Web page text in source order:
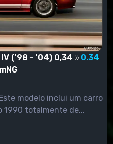
('98 - '04) 0,34
0.34
modelo inclui um carro
1990 totalmente de...